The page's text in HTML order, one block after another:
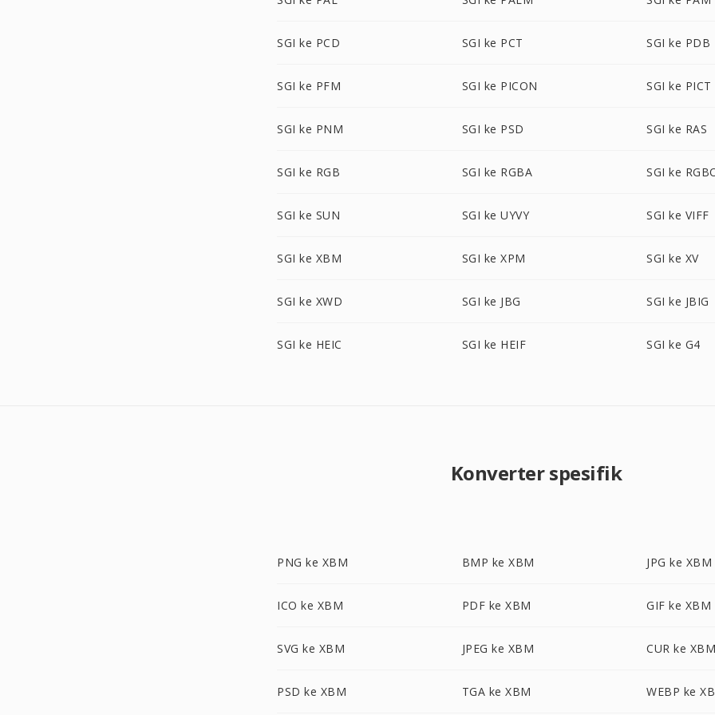
SGI ke PCD SGI ke PCT SGI ke PDB
SGI ke PFM SGI ke PICON SGI ke PICT
SGI ke PNM SGI ke PSD SGI ke RAS
SGI ke RGB SGI ke RGBA SGI ke
SGI ke SUN SGI ke UYVY SGI ke VIFF
SGI ke XBM SGI ke XPM SGI ke XV
SGI ke XWD SGI ke JBG SGI ke JBIG
SGI ke HEIC SGI ke HEIF SGI ke G4
Konverter spesifik
PNG ke XBM BMP ke XBM JPG ke XBM
ICO ke XBM PDF ke XBM GIF ke XBM
SVG ke XBM JPEG ke XBM CUR ke
PSD ke XBM TGA ke XBM WEBP ke